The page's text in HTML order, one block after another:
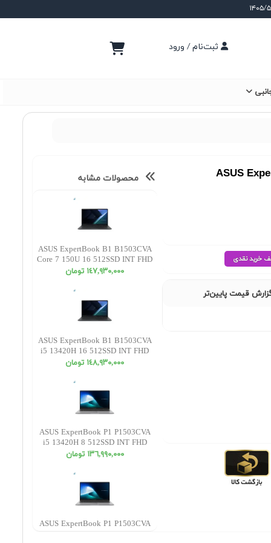
ثبت‌نام / ورود
ASUS
قیمت پایین‌تر
محصولات مشابه
ASUS ExpertBook B1 B1503CVA
Core 7 150U 16 512SSD INT FHD
١٤٧,٩٣٠,٠٠٠ تومان
ASUS ExpertBook B1 B1503CVA
i5 13420H 16 512SSD INT FHD
١٤٨,٩٣٠,٠٠٠ تومان
ASUS ExpertBook P1 P1503CVA
i5 13420H 8 512SSD INT FHD
١٣٦,٩٩٠,٠٠٠ تومان
ASUS ExpertBook P1 P1503CVA